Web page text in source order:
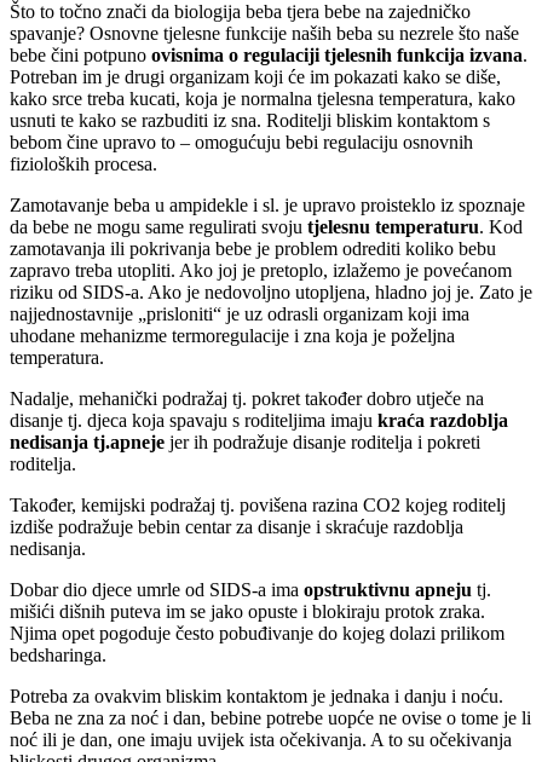
Što to točno znači da biologija beba tjera bebe na zajedničko
spavanje? Osnovne tjelesne funkcije naših beba su nezrele što naše
bebe čini potpuno ovisnima o regulaciji tjelesnih funkcija izvana.
Potreban im je drugi organizam koji će im pokazati kako se diše,
kako srce treba kucati, koja je normalna tjelesna temperatura, kako
usnuti te kako se razbuditi iz sna. Roditelji bliskim kontaktom s
bebom čine upravo to – omogućuju bebi regulaciju osnovnih
fizioloških procesa.
Zamotavanje beba u ampidekle i sl. je upravo proisteklo iz spoznaje
da bebe ne mogu same regulirati svoju tjelesnu temperaturu. Kod
zamotavanja ili pokrivanja bebe je problem odrediti koliko bebu
zapravo treba utopliti. Ako joj je pretoplo, izlažemo je povećanom
riziku od SIDS-a. Ako je nedovoljno utopljena, hladno joj je. Zato je
najjednostavnije „prisloniti“ je uz odrasli organizam koji ima
uhodane mehanizme termoregulacije i zna koja je poželjna
temperatura.
Nadalje, mehanički podražaj tj. pokret također dobro utječe na
disanje tj. djeca koja spavaju s roditeljima imaju kraća razdoblja
nedisanja tj.apneje jer ih podražuje disanje roditelja i pokreti
roditelja.
Također, kemijski podražaj tj. povišena razina CO2 kojeg roditelj
izdiše podražuje bebin centar za disanje i skraćuje razdoblja
nedisanja.
Dobar dio djece umrle od SIDS-a ima opstruktivnu apneju tj.
mišići dišnih puteva im se jako opuste i blokiraju protok zraka.
Njima opet pogoduje često pobuđivanje do kojeg dolazi prilikom
bedsharinga.
Potreba za ovakvim bliskim kontaktom je jednaka i danju i noću.
Beba ne zna za noć i dan, bebine potrebe uopće ne ovise o tome je li
noć ili je dan, one imaju uvijek ista očekivanja. A to su očekivanja